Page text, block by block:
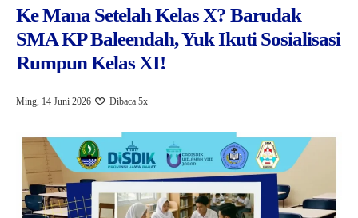
SNBP
Ke Mana Setelah Kelas X? Barudak
SMA KP Baleendah, Yuk Ikuti Sosialisasi
Rumpun Kelas XI!
Ming, 14 Juni 2026 Dibaca 5x